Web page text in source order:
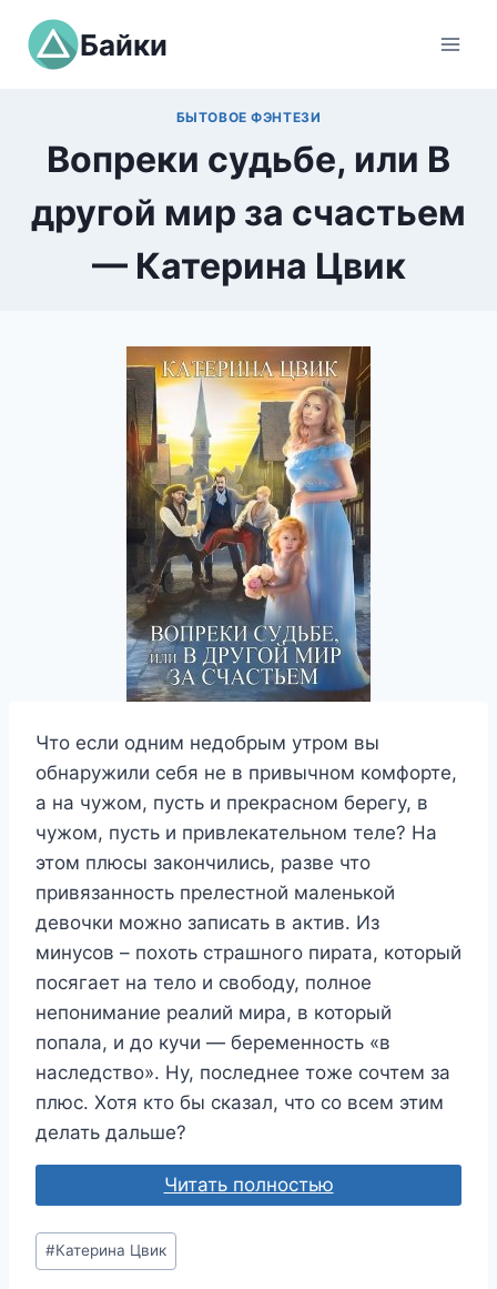
Перейти
содержимому
Байки
БЫТОВОЕ ФЭНТЕЗИ
Вопреки судьбе, или В
другой мир за счастьем
— Катерина Цвик
Что если одним недобрым утром вы
обнаружили себя не в привычном комфорте,
а на чужом, пусть и прекрасном берегу, в
чужом, пусть и привлекательном теле? На
этом плюсы закончились, разве что
привязанность прелестной маленькой
девочки можно записать в актив. Из
минусов – похоть страшного пирата, который
посягает на тело и свободу, полное
непонимание реалий мира, в который
попала, и до кучи — беременность «в
наследство». Ну, последнее тоже сочтем за
плюс. Хотя кто бы сказал, что со всем этим
делать дальше?
Читать полностью
Метки
записи:
#Катерина Цвик